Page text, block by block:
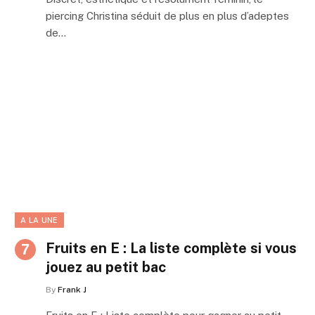
piercing Christina séduit de plus en plus d’adeptes
de…
A LA UNE
Fruits en E : La liste complète si vous
jouez au petit bac
By Frank J